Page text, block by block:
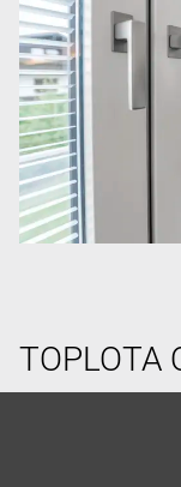
TOPLOTA
prostor v hiši.